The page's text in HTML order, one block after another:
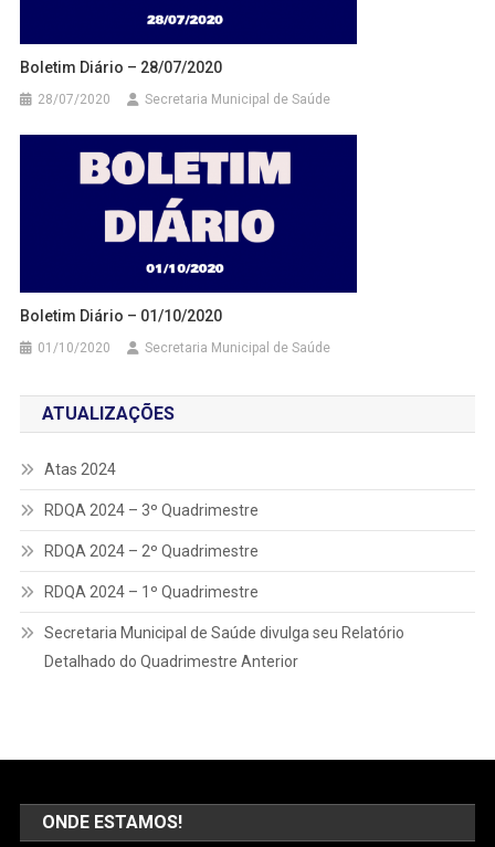
Boletim Diário – 28/07/2020
28/07/2020 Secretaria Municipal de Saúde
Boletim Diário – 01/10/2020
01/10/2020 Secretaria Municipal de Saúde
ATUALIZAÇÕES
Atas 2024
RDQA 2024 – 3º Quadrimestre
RDQA 2024 – 2º Quadrimestre
RDQA 2024 – 1º Quadrimestre
Secretaria Municipal de Saúde divulga seu Relatório
Detalhado do Quadrimestre Anterior
ONDE ESTAMOS!